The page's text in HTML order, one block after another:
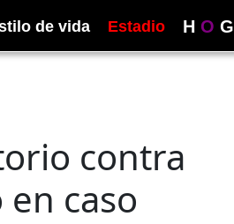
de vida Estadio H O G
contra
caso